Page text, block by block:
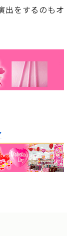
出をするのもオ